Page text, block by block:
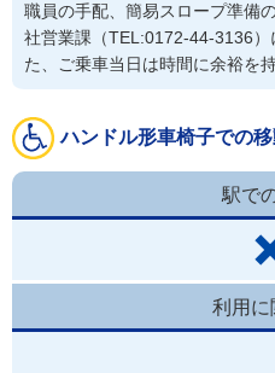
職員の手配、簡易スロープ準備
社営業課（TEL:0172-44-3136）
た、ご乗車当日は時間に余裕を
ハンドル形車椅子での
駅で
利用に